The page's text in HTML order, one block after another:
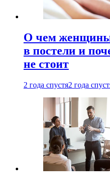
О чем женщины
в постели и
не стоит
2 года спустя2 года